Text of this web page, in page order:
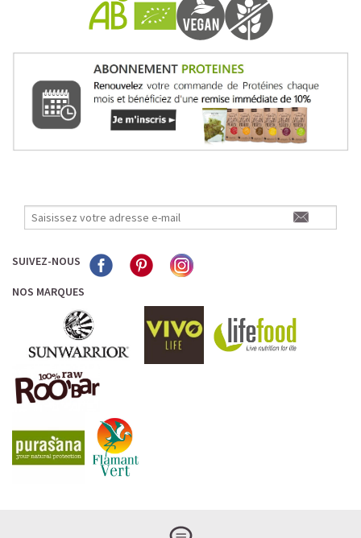
SUIVEZ-NOUS
NOS MARQUES